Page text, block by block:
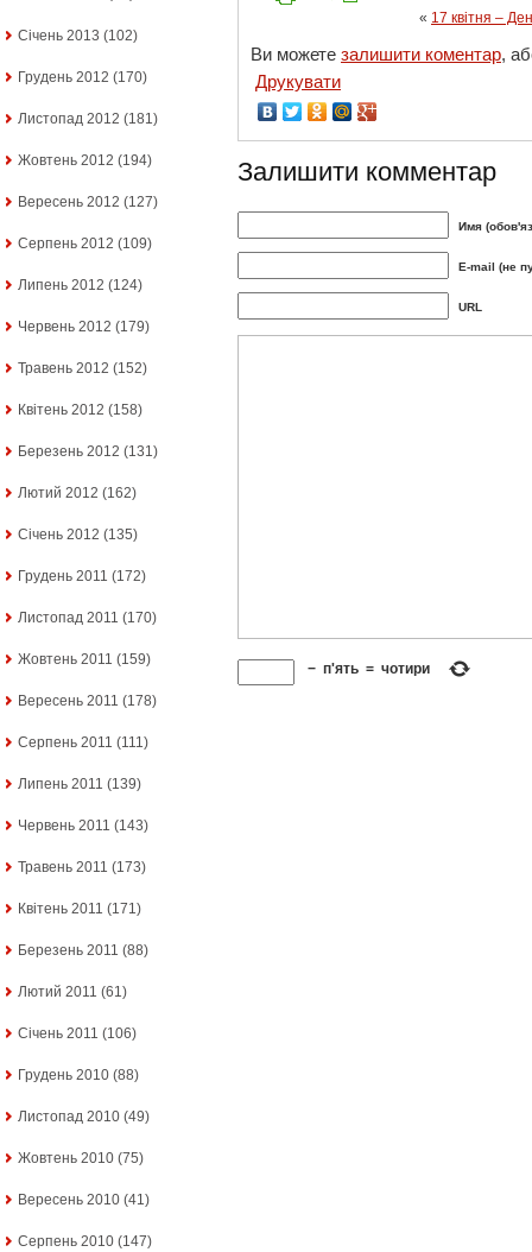
Січень 2013 (102)
Грудень 2012 (170)
Листопад 2012 (181)
Жовтень 2012 (194)
Вересень 2012 (127)
Серпень 2012 (109)
Липень 2012 (124)
Червень 2012 (179)
Травень 2012 (152)
Квітень 2012 (158)
Березень 2012 (131)
Лютий 2012 (162)
Січень 2012 (135)
Грудень 2011 (172)
Листопад 2011 (170)
Жовтень 2011 (159)
Вересень 2011 (178)
Серпень 2011 (111)
Липень 2011 (139)
Червень 2011 (143)
Травень 2011 (173)
Квітень 2011 (171)
Березень 2011 (88)
Лютий 2011 (61)
Січень 2011 (106)
Грудень 2010 (88)
Листопад 2010 (49)
Жовтень 2010 (75)
Вересень 2010 (41)
Серпень 2010 (147)
« 17 квітня –
Ви можете залишити коментар,
Друкувати
Залишити комментар
Имя
E-mail (не
URL
− п'ять = чотири